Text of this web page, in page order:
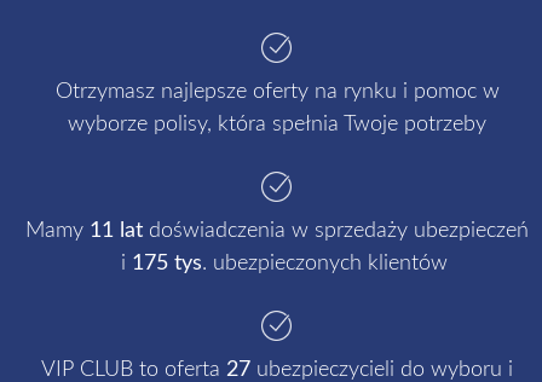
Otrzymasz najlepsze oferty na rynku i pomoc w
wyborze polisy, która spełnia Twoje potrzeby
Mamy 11 lat doświadczenia w sprzedaży ubezpieczeń
i 175 tys. ubezpieczonych klientów
VIP CLUB to oferta 27 ubezpieczycieli do wyboru i